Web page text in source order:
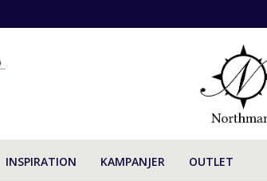
INSPIRATION KAMPANJER OUTLET